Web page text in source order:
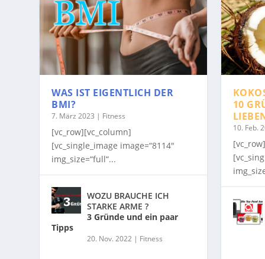
WAS IST EIGENTLICH DER
BMI?
7. März 2023 | Fitness
[vc_row][vc_column]
[vc_single_image image=“8114″
img_size=“full“...
WOZU BRAUCHE ICH
STARKE ARME ?
3 Gründe und ein paar
Tipps
20. Nov. 2022 | Fitness
10
10. Feb.